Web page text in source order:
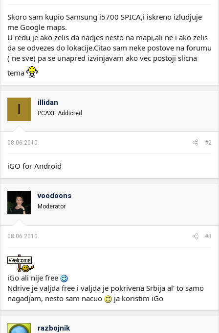
e
a
Skoro sam kupio Samsung i5700 SPICA,i iskreno izludjuje
me Google maps.
U redu je ako zelis da nadjes nesto na mapi,ali ne i ako zelis
da se odvezes do lokacije.Citao sam neke postove na forumu
( ne sve) pa se unapred izvinjavam ako vec postoji slicna
tema
I illidan
PCAXE Addicted
08.06.2010. #2
iGO for Android
voodoons
Moderator
08.06.2010. #3
iGo ali nije free
Ndrive je valjda free i valjda je pokrivena Srbija al' to samo
nagadjam, nesto sam nacuo
ja koristim iGo
razbojnik